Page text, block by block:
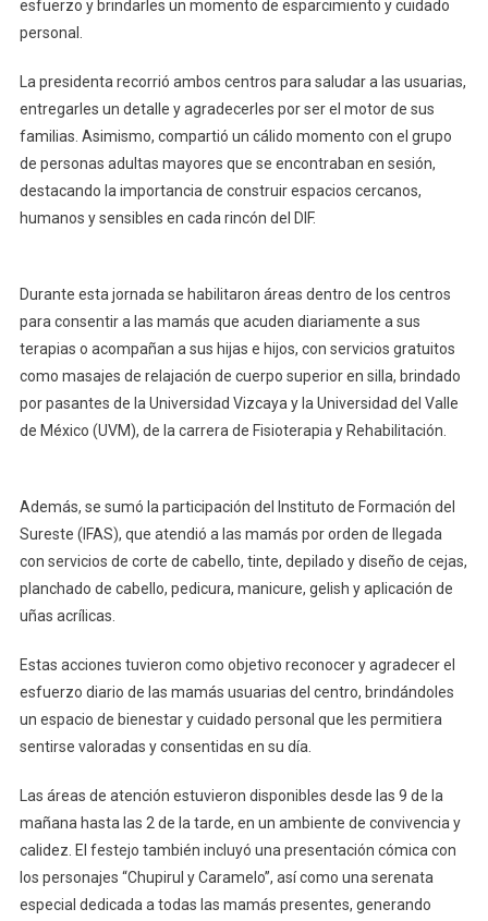
esfuerzo y brindarles un momento de esparcimiento y cuidado
personal.
La presidenta recorrió ambos centros para saludar a las usuarias,
entregarles un detalle y agradecerles por ser el motor de sus
familias. Asimismo, compartió un cálido momento con el grupo
de personas adultas mayores que se encontraban en sesión,
destacando la importancia de construir espacios cercanos,
humanos y sensibles en cada rincón del DIF.
Durante esta jornada se habilitaron áreas dentro de los centros
para consentir a las mamás que acuden diariamente a sus
terapias o acompañan a sus hijas e hijos, con servicios gratuitos
como masajes de relajación de cuerpo superior en silla, brindado
por pasantes de la Universidad Vizcaya y la Universidad del Valle
de México (UVM), de la carrera de Fisioterapia y Rehabilitación.
Además, se sumó la participación del Instituto de Formación del
Sureste (IFAS), que atendió a las mamás por orden de llegada
con servicios de corte de cabello, tinte, depilado y diseño de cejas,
planchado de cabello, pedicura, manicure, gelish y aplicación de
uñas acrílicas.
Estas acciones tuvieron como objetivo reconocer y agradecer el
esfuerzo diario de las mamás usuarias del centro, brindándoles
un espacio de bienestar y cuidado personal que les permitiera
sentirse valoradas y consentidas en su día.
Las áreas de atención estuvieron disponibles desde las 9 de la
mañana hasta las 2 de la tarde, en un ambiente de convivencia y
calidez. El festejo también incluyó una presentación cómica con
los personajes “Chupirul y Caramelo”, así como una serenata
especial dedicada a todas las mamás presentes, generando